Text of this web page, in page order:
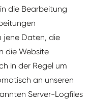
die Bearbeitung
jene Daten, die
die Website
in der Regel um
an unseren
Server-Logfiles